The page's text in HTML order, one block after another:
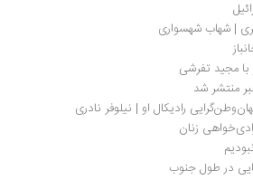
| شهاب شهسواری
با مجید تفرشی
منتشر شد
رادیکال او | نیلوفر نادری
زنان
در طول جنوب